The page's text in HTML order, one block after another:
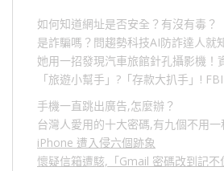
如何知道網址是否安全？有沒有毒？
是詐騙嗎？問趨勢科技AI防詐達人就
她用一招發現汽車旅館針孔攝影機
「旅遊小幫手」 ? 「存款大扒手」 ! FBI
手機一直跳出廣告,怎麼辦？
台灣人愛用的十大密碼,有九個不用一
iPhone 遭入侵六個跡象
懷疑信箱遭駭,「Gmail 密碼改到記